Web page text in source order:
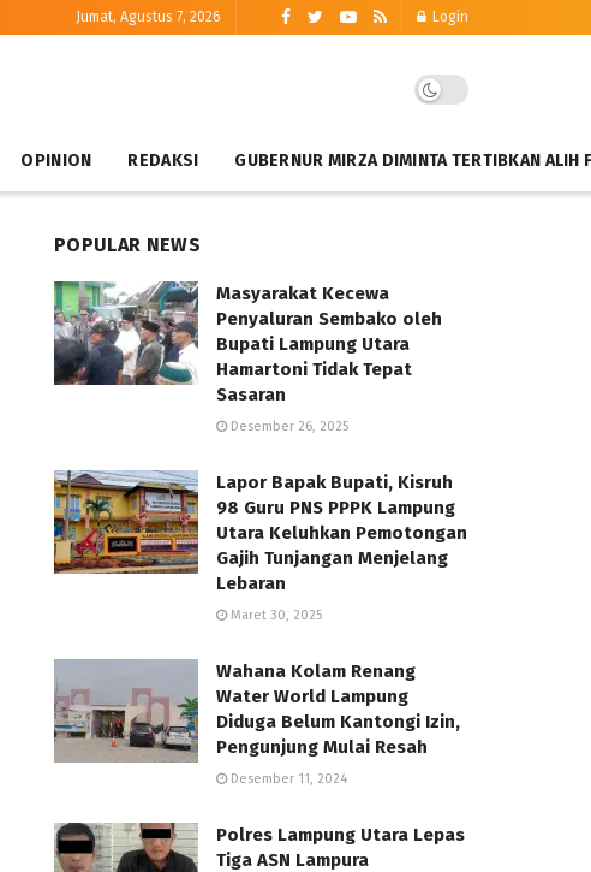
Jumat, Agustus 7, 2026 Login
OPINION REDAKSI GUBERNUR MIRZA DIMINTA TERTIBKAN ALIH
POPULAR NEWS
Masyarakat Kecewa
Penyaluran Sembako oleh
Bupati Lampung Utara
Hamartoni Tidak Tepat
Sasaran
Desember 26, 2025
Lapor Bapak Bupati, Kisruh
98 Guru PNS PPPK Lampung
Utara Keluhkan Pemotongan
Gajih Tunjangan Menjelang
Lebaran
Maret 30, 2025
Wahana Kolam Renang
Water World Lampung
Diduga Belum Kantongi Izin,
Pengunjung Mulai Resah
Desember 11, 2024
Polres Lampung Utara Lepas
Tiga ASN Lampura